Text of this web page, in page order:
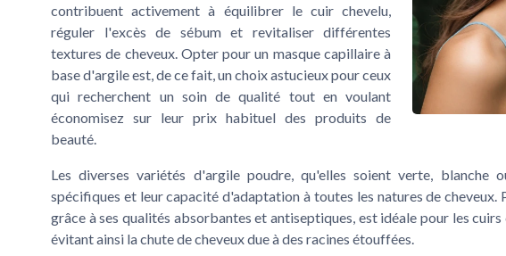
contribuent activement à équilibrer le cuir chevelu
réguler l'excès de sébumet revitaliser différentes
textures de cheveux. Opter pour un masque capillaireà
base d'argileest, de ce fait, un choix astucieux pour ceux
qui recherchent un soin de qualité tout en voulant
économisez sur leur prix habituel des produits de
beauté.
Les diverses variétés d'argile poudre, qu'elles soient verte, blanche
spécifiques et leur capacité d'adaptation à toutes les natures decheveux
grâce à ses qualités absorbantes et antiseptiques, est idéale pour lescuirs
évitant ainsi lachute de cheveuxdue à des racines étouffées.